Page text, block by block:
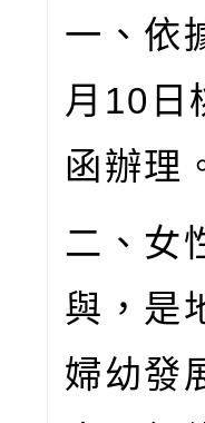
一、依
月 10 日
函辦理
二、女
與，是
婦幼發